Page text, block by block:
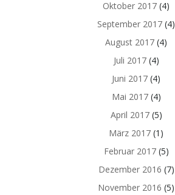
Oktober 2017 (4)
September 2017 (4)
August 2017 (4)
Juli 2017(4)
Juni 2017 (4)
Mai 2017(4)
April 2017(5)
März 2017 (1)
Februar 2017(5)
Dezember 2016 (7)
November 2016 (5)